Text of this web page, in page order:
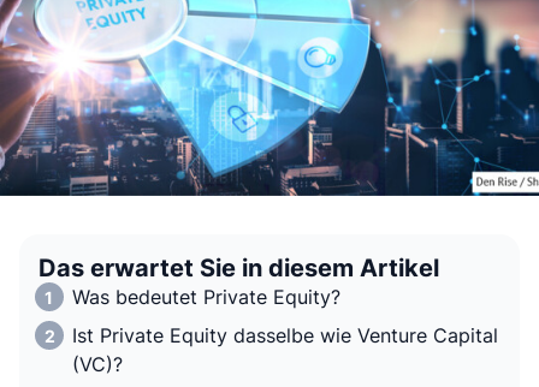
Das erwartet Sie in diesem Artikel
Was bedeutet Private Equity?
Ist Private Equity dasselbe wie Venture Capital
(VC)?